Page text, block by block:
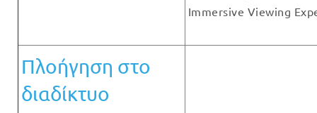
Immersive Viewing
Πλοήγηση στο
διαδίκτυο